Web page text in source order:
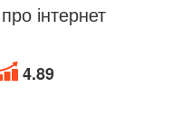
інтернет
4.89